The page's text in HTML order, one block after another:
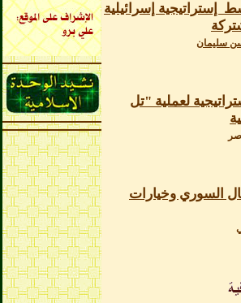
إستراتيجية إسرائيلية
سليمان
لعملية "تل
السوري وخيارات